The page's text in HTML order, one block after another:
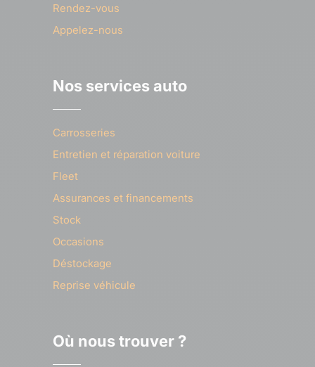
Rendez-vous
Appelez-nous
Nos services auto
Carrosseries
Entretien et réparation voiture
Fleet
Assurances et financements
Stock
Occasions
Déstockage
Reprise véhicule
Où nous trouver ?